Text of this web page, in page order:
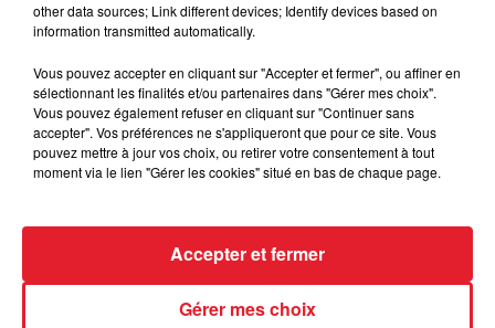
MORNING SHOW 07H43 du 13.11.2024
Le Morning Show
other data sources; Link different devices; Identify devices based on
information transmitted automatically.
Vous pouvez accepter en cliquant sur "Accepter et fermer", ou affiner en
sélectionnant les finalités et/ou partenaires dans "Gérer mes choix".
Vous pouvez également refuser en cliquant sur "Continuer sans
accepter". Vos préférences ne s'appliqueront que pour ce site. Vous
pouvez mettre à jour vos choix, ou retirer votre consentement à tout
moment via le lien "Gérer les cookies" situé en bas de chaque page.
Gérer mes choix
Accepter et fermer